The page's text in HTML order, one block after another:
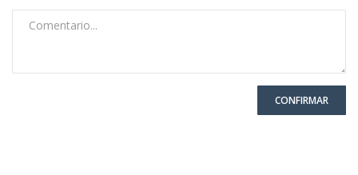
CONFIRMAR